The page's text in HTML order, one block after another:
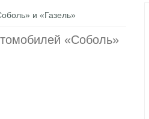
и «Газель»
«Соболь»